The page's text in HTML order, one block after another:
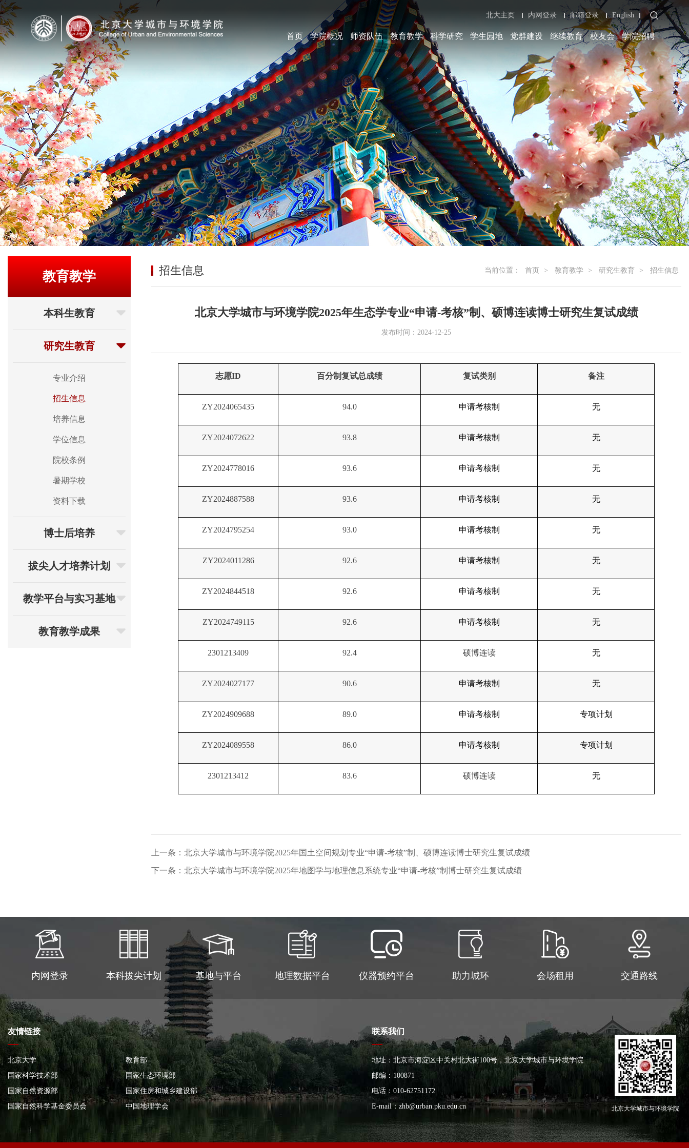
北大主页 内网登录 邮箱登录 English
首页 学院概况 师资队伍 教育教学 科学研究 学生园地 党群建设 继续教育 校友会 学院招聘
教育教学
本科生教育
研究生教育
专业介绍
招生信息
培养信息
学位信息
院校条例
暑期学校
资料下载
博士后培养
拔尖人才培养计划
教学平台与实习基地
教育教学成果
招生信息 当前位置： 首页 > 教育教学 > 研究生教育 > 招生信息
北京大学城市与环境学院2025年生态学专业“申请-考核”制、硕博连读博士研究生复试成绩
发布时间：2024-12-25
志愿ID 百分制复试总成绩 复试类别 备注
ZY2024065435 94.0 申请考核制 无
ZY2024072622 93.8 申请考核制 无
ZY2024778016 93.6 申请考核制 无
ZY2024887588 93.6 申请考核制 无
ZY2024795254 93.0 申请考核制 无
ZY2024011286 92.6 申请考核制 无
ZY2024844518 92.6 申请考核制 无
ZY2024749115 92.6 申请考核制 无
2301213409 92.4 硕博连读 无
ZY2024027177 90.6 申请考核制 无
ZY2024909688 89.0 申请考核制 专项计划
ZY2024089558 86.0 申请考核制 专项计划
2301213412 83.6 硕博连读 无
上一条：北京大学城市与环境学院2025年国土空间规划专业“申请-考核”制、硕博连读博士研究生复试成绩
下一条：北京大学城市与环境学院2025年地图学与地理信息系统专业“申请-考核”制博士研究生复试成绩
内网登录 本科拔尖计划 基地与平台 地理数据平台 仪器预约平台 助力城环 会场租用 交通路线
友情链接
北京大学
教育部
国家科学技术部
国家生态环境部
国家自然资源部
国家住房和城乡建设部
国家自然科学基金委员会
中国地理学会
联系我们
地址：北京市海淀区中关村北大街100号，北京大学城市与环境学院
大楼
邮编：100871
电话：010-62751172
E-mail： zhb@urban.pku.edu.cn 北京大学城市与环境学院